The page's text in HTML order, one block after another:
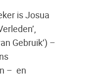
is Josua
Gebruik’) –
– en